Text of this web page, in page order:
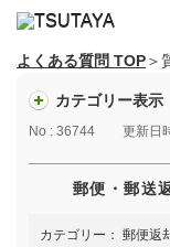
よくある質問 TOP＞
カテゴリー表示
No : 36744 更新日
郵便・郵送
カテゴリー： 郵便返